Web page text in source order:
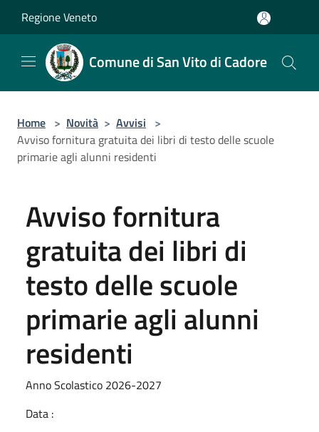
Regione Veneto
Comune di San Vito di Cadore
Home > Novità > Avvisi >
Avviso fornitura gratuita dei libri di testo delle scuole
primarie agli alunni residenti
Avviso fornitura
gratuita dei libri di
testo delle scuole
primarie agli alunni
residenti
Anno Scolastico 2026-2027
Data :